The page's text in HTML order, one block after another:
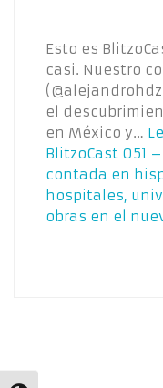
Esto es
casi. Nuestro
el
en México y…
BlitzoCast 051
contada en
hospitales,
obras en el